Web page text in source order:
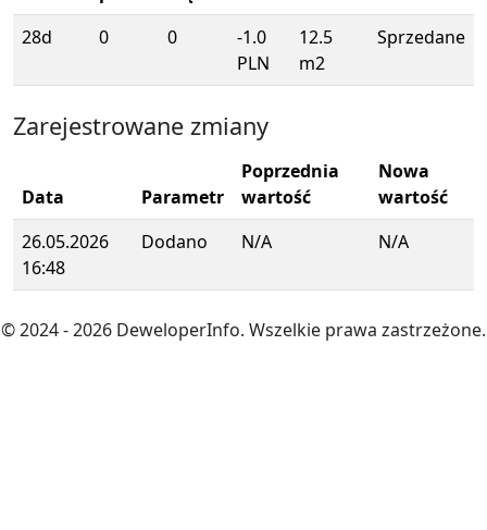
28d
0 0
-1.0
PLN
12.5
m2
Sprzedane
Zarejestrowane zmiany
Data Parametr
Poprzednia
wartość
Nowa
wartość
26.05.2026
16:48
Dodano N/A N/A
© 2024- 2026 DeweloperInfo. Wszelkie prawa zastrzeżone.